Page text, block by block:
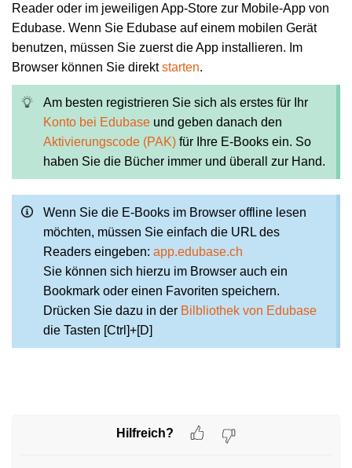
Reader oder im jeweiligen App-Store zur Mobile-App von
Edubase. Wenn Sie Edubase auf einem mobilen Gerät
benutzen, müssen Sie zuerst die App installieren. Im
Browser können Sie direktstarten.
Am besten registrieren Sie sich als erstes für Ihr
Konto bei Edubase und geben danach den
Aktivierungscode (PAK) für Ihre E-Books ein. So
haben Sie die Bücher immer und überall zur Hand.
Wenn Sie die E-Books im Browser offline lesen
möchten, müssen Sie einfach die URL des
Readers eingeben: app.edubase.ch
Sie können sich hierzu im Browser auch ein
Bookmark oder einen Favoriten speichern.
Drücken Sie dazu in der Bilbliothek von Edubase
die Tasten [Ctrl]+[D]
Hilfreich?